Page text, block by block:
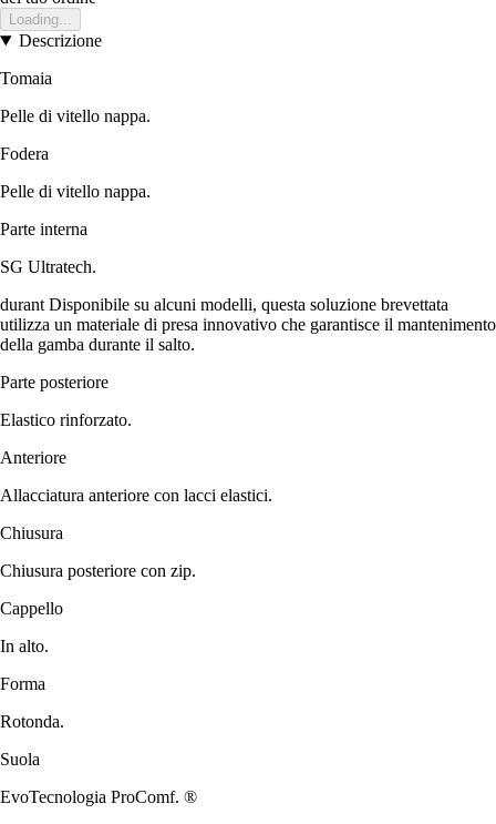
Loading...
Descrizione
Tomaia
Pelle di vitello nappa.
Fodera
Pelle di vitello nappa.
Parte interna
SG Ultratech.
durant Disponibile su alcuni modelli, questa soluzione brevettata
utilizza un materiale di presa innovativo che garantisce il mantenimento
della gamba durante il salto.
Parte posteriore
Elastico rinforzato.
Anteriore
Allacciatura anteriore con lacci elastici.
Chiusura
Chiusura posteriore con zip.
Cappello
In alto.
Forma
Rotonda.
Suola
EvoTecnologia ProComf. ®